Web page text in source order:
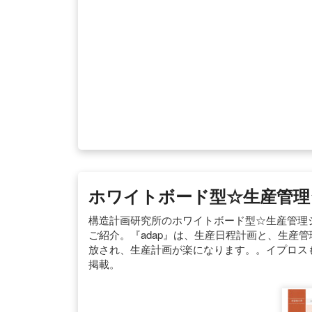
ホワイトボード型☆生産管
構造計画研究所のホワイトボード型☆生産管
ご紹介。『adap』は、生産日程計画と、生産
放され、生産計画が楽になります。。イプロ
掲載。